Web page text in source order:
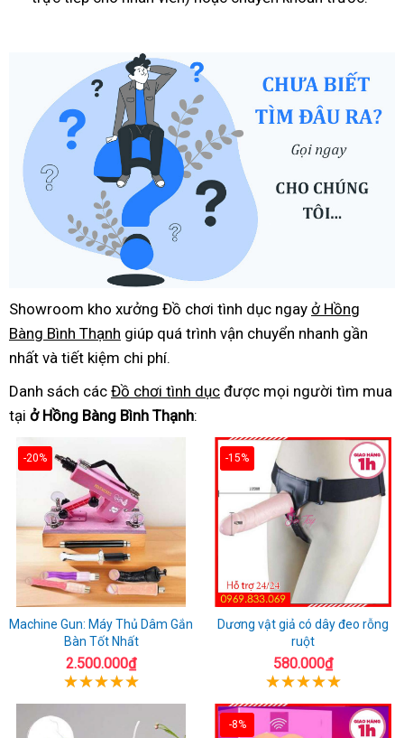
Showroom kho xưởng Đồ chơi tình dục ngay ở Hồng
Bàng Bình Thạnh giúp quá trình vận chuyển nhanh gần
nhất và tiết kiệm chi phí.
Danh sách các Đồ chơi tình dục được mọi người tìm mua
tại ở Hồng Bàng Bình Thạnh:
-20%
Machine Gun: Máy Thủ Dâm Gắn
Bàn Tốt Nhất
2.500.000₫
-15%
Dương vật giả có dây đeo rỗng
ruột
580.000₫
-8%